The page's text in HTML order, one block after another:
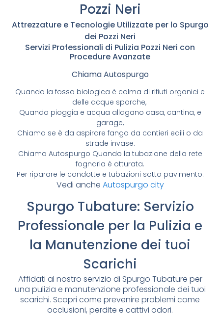
Pozzi Neri
Attrezzature e Tecnologie Utilizzate per lo Spurgo
dei Pozzi Neri
Servizi Professionali di Pulizia Pozzi Neri con
Procedure Avanzate
Chiama Autospurgo
Quando la fossa biologica è colma di rifiuti organici e
delle acque sporche,
Quando pioggia e acqua allagano casa, cantina, e
garage,
Chiama se è da aspirare fango da cantieri edili o da
strade invase.
Chiama Autospurgo Quando la tubazione della rete
fognaria è otturata.
Per riparare le condotte e tubazioni sotto pavimento.
Vedi anche Autospurgo city
Spurgo Tubature: Servizio
Professionale per la Pulizia e
la Manutenzione dei tuoi
Scarichi
Affidati al nostro servizio di Spurgo Tubature per
una pulizia e manutenzione professionale dei tuoi
scarichi. Scopri come prevenire problemi come
occlusioni, perdite e cattivi odori.